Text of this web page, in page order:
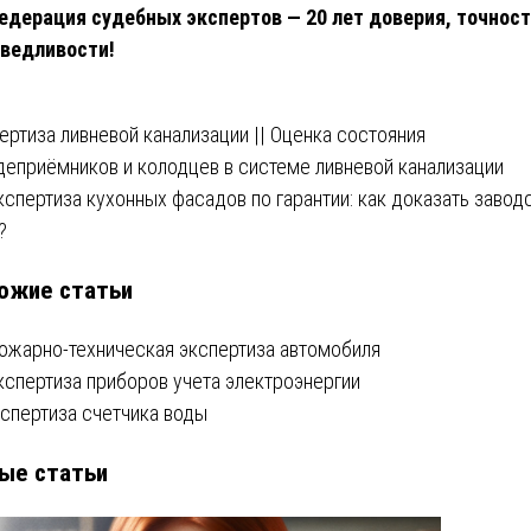
судебных экспертов — 20 лет доверия,
ливневой канализации || Оценка состояния
и колодцев в системе ливневой канализации
кухонных фасадов по гарантии: как доказать
статьи
техническая экспертиза автомобиля
приборов учета электроэнергии
счетчика воды
статьи